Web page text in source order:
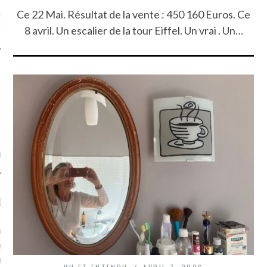
surla-femme-qui-
MOI SUR
TWITTER
@Isa_Monrozier
ARCACHON
je t'aime, my little bassin
comment ? "
Ce 22 Mai. Résultat de la vente : 450 160 Euros. Ce
8 avril. Un escalier de la tour Eiffel. Un vrai . Un…